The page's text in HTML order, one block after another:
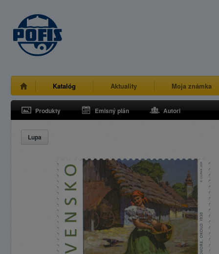
Katalóg Aktuality Moja známka
Produkty Emisný plán Autori
Lupa